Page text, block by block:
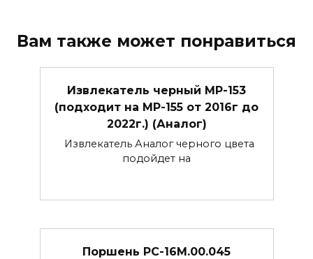
Вам также может понравиться
Извлекатель черный МР-153
(подходит на МР-155 от 2016г до
2022г.) (Аналог)
Извлекатель Аналог черного цвета
подойдет на
Поршень РС-16М.00.045